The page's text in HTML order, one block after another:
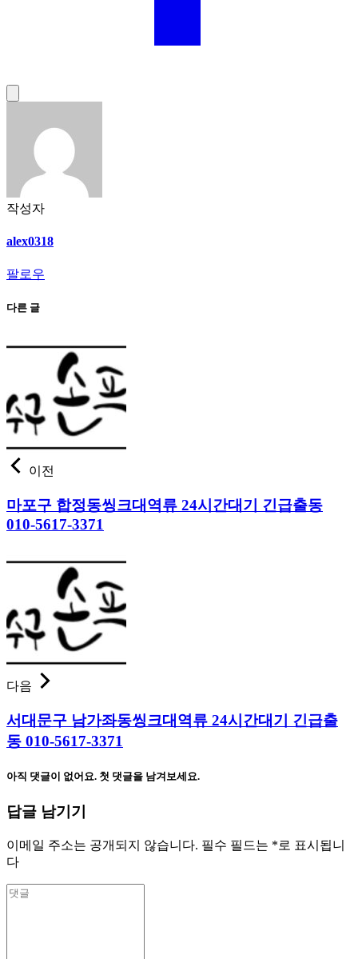
작성자
alex0318
팔로우
다른 글
이전
마포구 합정동씽크대역류 24시간대기 긴급출동
010-5617-3371
다음
서대문구 남가좌동씽크대역류 24시간대기 긴급출
동 010-5617-3371
아직 댓글이 없어요. 첫 댓글을 남겨보세요.
답글 남기기
이메일 주소는 공개되지 않습니다. 필수 필드는 *로 표시됩니
다